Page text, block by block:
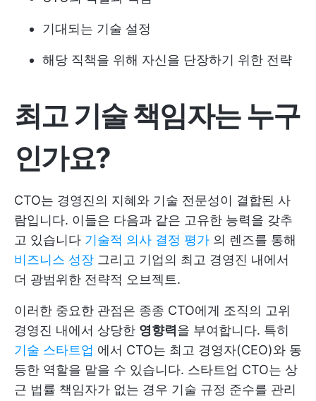
기대되는 기술 설정
해당 직책을 위해 자신을 단장하기 위한 전략
최고 기술 책임자는 누구
인가요?
CTO는 경영진의 지혜와 기술 전문성이 결합된 사
람입니다. 이들은 다음과 같은 고유한 능력을 갖추
고 있습니다 기술적 의사 결정 평가 의 렌즈를 통해
비즈니스 성장 그리고 기업의 최고 경영진 내에서
더 광범위한 전략적 오브젝트.
이러한 중요한 관점은 종종 CTO에게 조직의 고위
경영진 내에서 상당한 영향력 을 부여합니다. 특히
기술 스타트업 에서 CTO는 최고 경영자(CEO)와 동
등한 역할을 맡을 수 있습니다. 스타트업 CTO는 상
근 법률 책임자가 없는 경우 기술 규정 준수를 관리